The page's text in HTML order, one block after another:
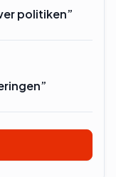
politiken”